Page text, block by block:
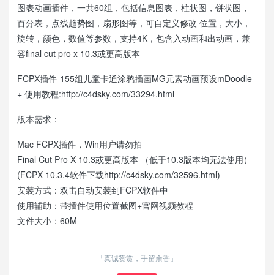
图表动画插件，一共60组，包括信息图表，柱状图，饼状图，
百分表，点线趋势图，扇形图等，可自定义修改 位置，大小，
旋转，颜色，数值等参数，支持4K，包含入动画和出动画，兼
容final cut pro x 10.3或更高版本
FCPX插件-155组儿童卡通涂鸦插画MG元素动画预设mDoodle
+ 使用教程:http://c4dsky.com/33294.html
版本需求：
Mac FCPX插件，Win用户请勿拍
Final Cut Pro X 10.3或更高版本 （低于10.3版本均无法使用）
(FCPX 10.3.4软件下载http://c4dsky.com/32596.html)
安装方式：双击自动安装到FCPX软件中
使用辅助：带插件使用位置截图+官网视频教程
文件大小：60M
「真诚赞赏，手留余香」